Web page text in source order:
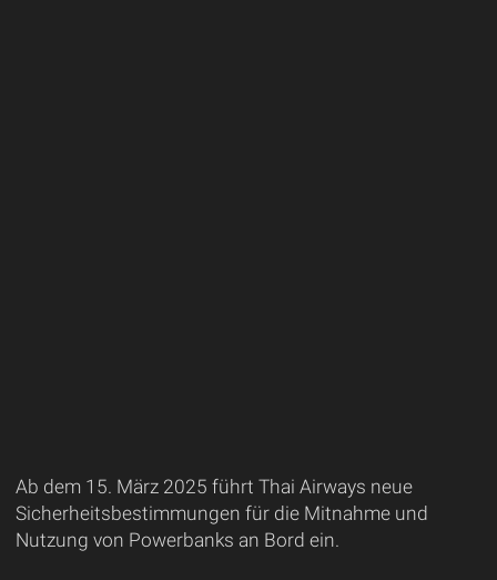
Ab dem 15. März 2025 führt Thai Airways neue
Sicherheitsbestimmungen für die Mitnahme und
Nutzung von Powerbanks an Bord ein.